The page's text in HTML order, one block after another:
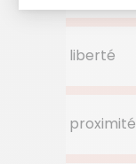
La liberté
La proximité